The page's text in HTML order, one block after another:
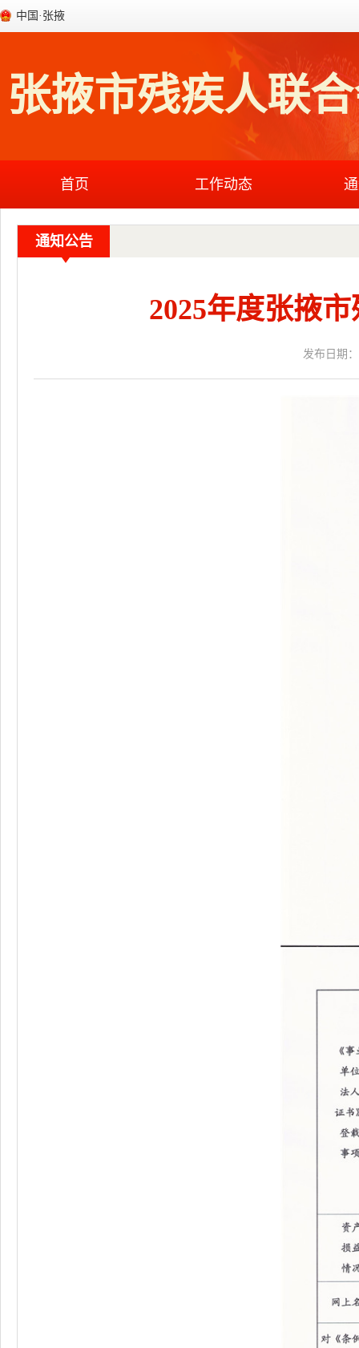
中国·张掖
掖市残疾人联
首页 工作动态
通知公告
2025年度张掖
发布日期